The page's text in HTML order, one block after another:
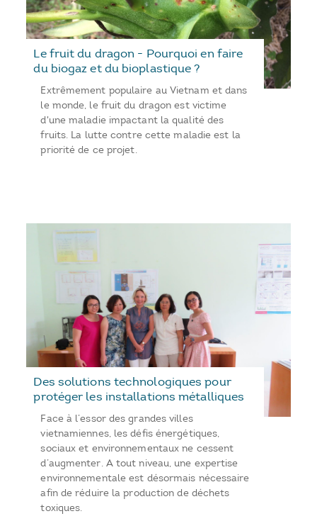
Le fruit du dragon - Pourquoi en faire
du biogaz et du bioplastique ?
Extrêmement populaire au Vietnam et dans
le monde, le fruit du dragon est victime
d'une maladie impactant la qualité des
fruits. La lutte contre cette maladie est la
priorité de ce projet.
Des solutions technologiques pour
protéger les installations métalliques
Face à l’essor des grandes villes
vietnamiennes, les défis énergétiques,
sociaux et environnementaux ne cessent
d’augmenter. A tout niveau, une expertise
environnementale est désormais nécessaire
afin de réduire la production de déchets
toxiques.